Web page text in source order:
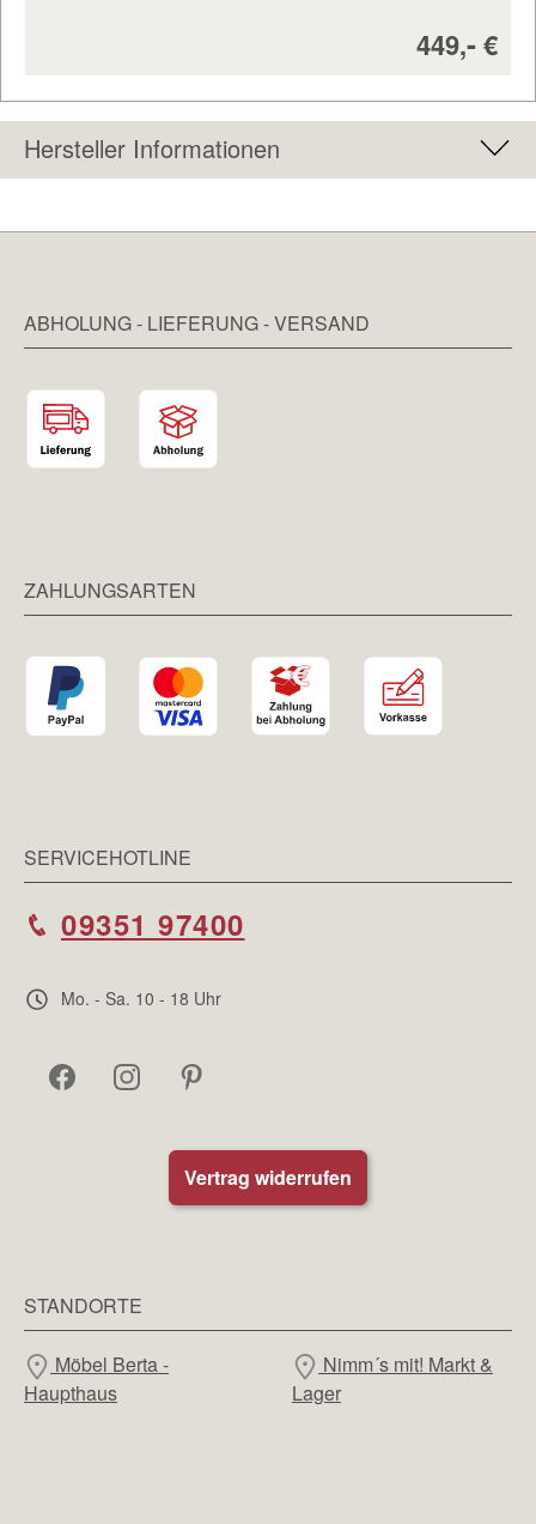
449,-€
Hersteller Informationen
ABHOLUNG - LIEFERUNG - VERSAND
ZAHLUNGSARTEN
SERVICEHOTLINE
09351 97400
Mo. - Sa. 10 - 18 Uhr
Vertrag widerrufen
STANDORTE
Möbel Berta -
Haupthaus
Nimm´s mit! Markt &
Lager